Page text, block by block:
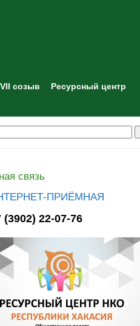
созыв
Ресурсный центр
связь
ПРИЁМНАЯ
(3902) 22-07-76